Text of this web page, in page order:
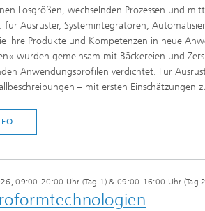
Losgrößen, wechselnden Prozessen und
für Ausrüster, Systemintegratoren,
ihre Produkte und Kompetenzen in neue
wurden gemeinsam mit Bäckereien und
Anwendungsprofilen verdichtet. Für
– mit ersten Einschätzungen
09:00-20:00 Uhr (Tag 1) & 09:00-16:00 Uhr (Tag